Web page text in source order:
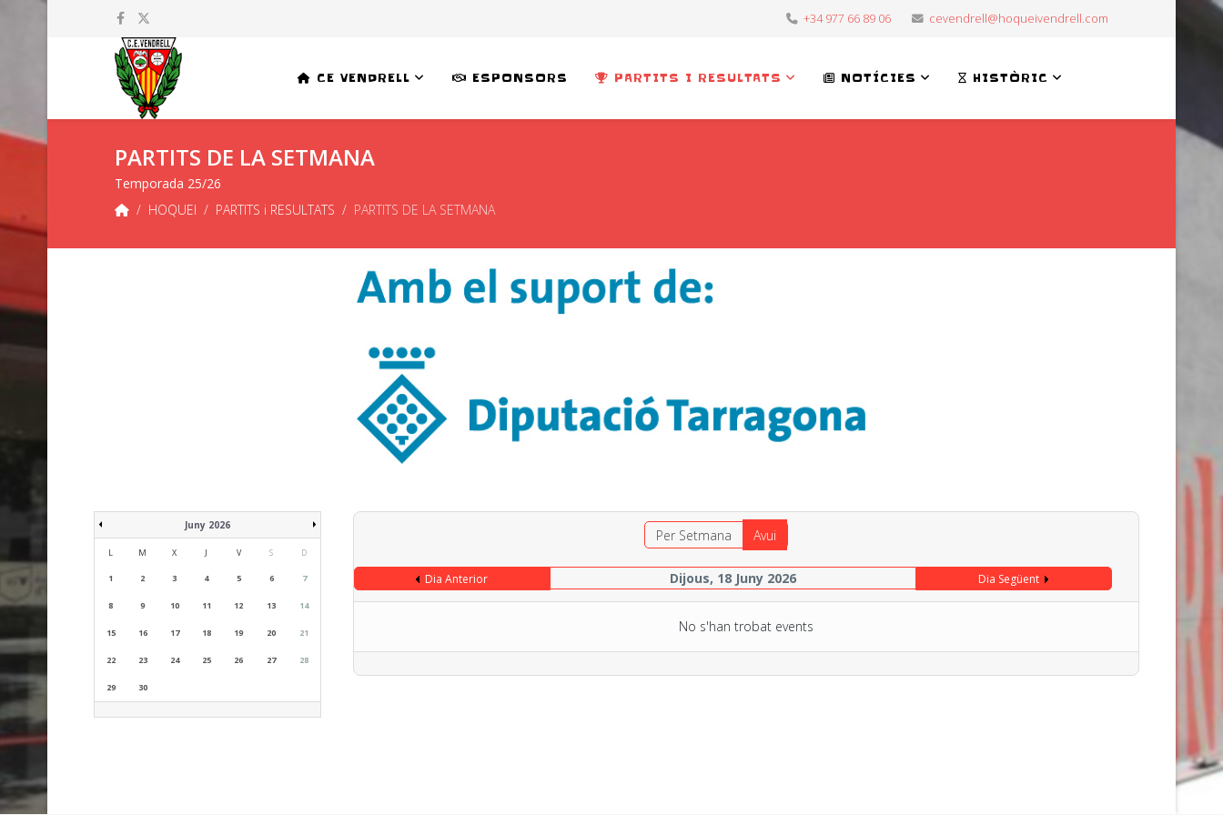
+34 977 66 89 06 cevendrell@hoqueivendrell.com
CE VENDRELL ESPONSORS PARTITS I RESULTATS NOTÍCIES HISTÒRIC
PARTITS DE LA SETMANA
Temporada 25/26
HOQUEI
PARTITS i RESULTATS PARTITS DE LA SETMANA
Juny 2026
L M X J V S D
1 2 3 4 5 6 7
8 9 10 11 12 13 14
15 16 17 18 19 20 21
22 23 24 25 26 27 28
29 30
Per Setmana Avui
Dia Anterior Dijous, 18 Juny 2026 Dia Següent
No s'han trobat events